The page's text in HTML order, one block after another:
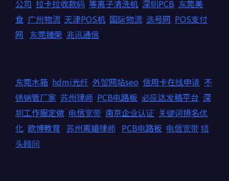
公司 拉卡拉收款码 等离子清洗机 深圳PCB 东莞美
食 广州物流 天津POS机 国际物流 选号网 POS支付
网 东莞臻荣 兆讯通信
东莞木箱 hdmi光纤 外贸网站seo 信用卡在线申请 不
锈钢管厂家 苏州律师 PCB电路板 必应达发稿平台 深
圳工作服定做 电信宽带 南京企业认证 关键词排名优
化 欧博教育 苏州离婚律师 PCB电路板 电信宽带猎
头顾问